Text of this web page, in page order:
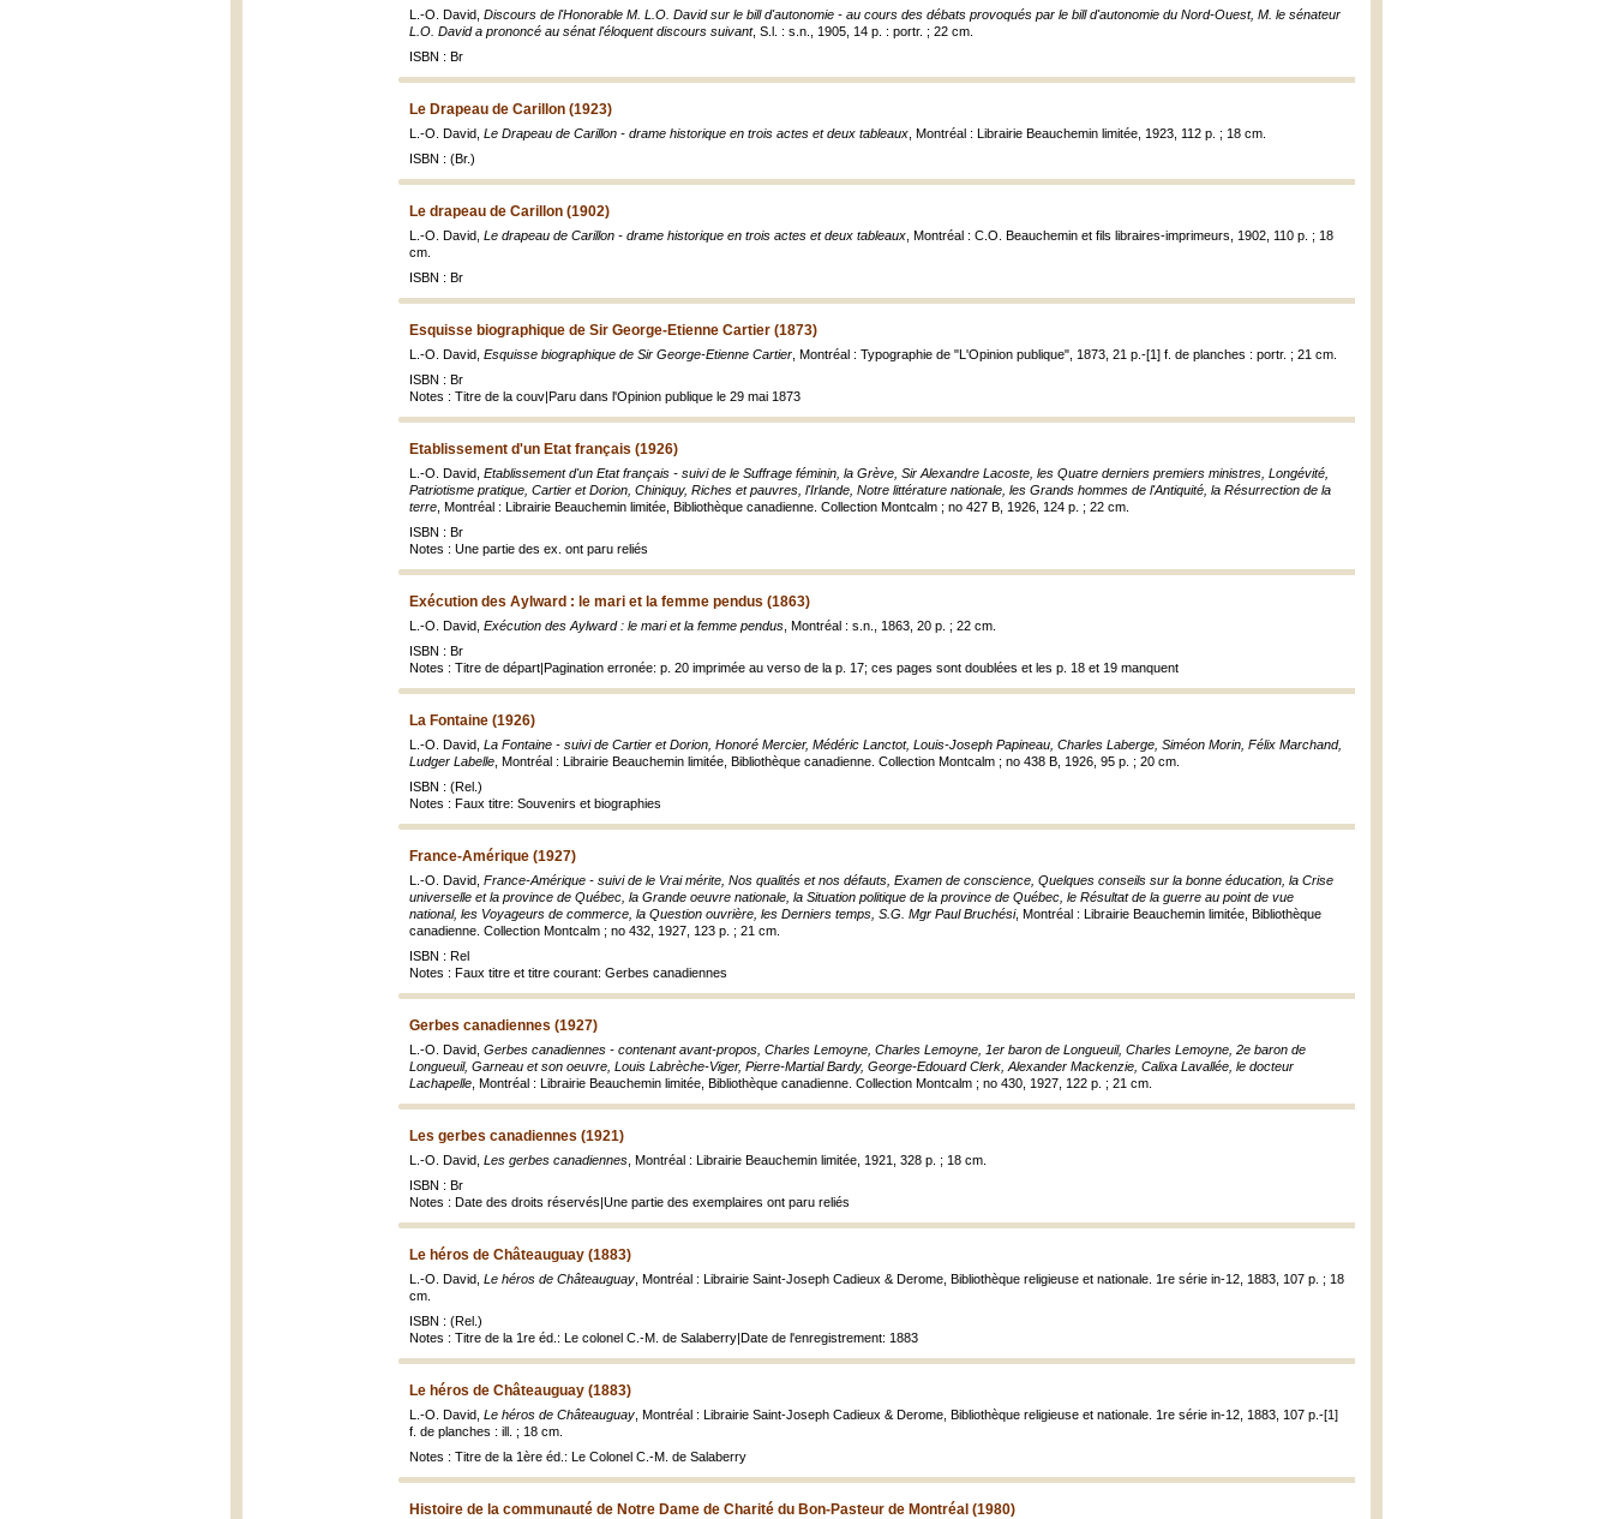
L.-O. David, Discours de l'Honorable M. L.O. David sur le bill d'autonomie - au cours des débats provoqués par le bill d'autonomie du Nord-Ouest, M. le sénateur
L.O. David a prononcé au sénat l'éloquent discours suivant, S.l. : s.n., 1905, 14 p. : portr. ; 22 cm.
ISBN : Br
Le Drapeau de Carillon (1923)
L.-O. David, Le Drapeau de Carillon - drame historique en trois actes et deux tableaux , Montréal : Librairie Beauchemin limitée, 1923, 112 p. ; 18 cm.
ISBN : (Br.)
Le drapeau de Carillon (1902)
L.-O. David, Le drapeau de Carillon - drame historique en trois actes et deux tableaux , Montréal : C.O. Beauchemin et fils libraires-imprimeurs, 1902, 110 p. ; 18
cm.
ISBN : Br
Esquisse biographique de Sir George-Etienne Cartier (1873)
L.-O. David, Esquisse biographique de Sir George-Etienne Cartier , Montréal : Typographie de "L'Opinion publique", 1873, 21 p.-[1] f. de planches : portr. ; 21 cm.
ISBN : Br
Notes : Titre de la couv|Paru dans l'Opinion publique le 29 mai 1873
Etablissement d'un Etat français (1926)
L.-O. David, Etablissement d'un Etat français - suivi de le Suffrage féminin, la Grève, Sir Alexandre Lacoste, les Quatre derniers premiers ministres, Longévité,
Patriotisme pratique, Cartier et Dorion, Chiniquy, Riches et pauvres, l'Irlande, Notre littérature nationale, les Grands hommes de l'Antiquité, la Résurrection de la
terre , Montréal : Librairie Beauchemin limitée, Bibliothèque canadienne. Collection Montcalm ; no 427 B, 1926, 124 p. ; 22 cm.
ISBN : Br
Notes : Une partie des ex. ont paru reliés
Exécution des Aylward : le mari et la femme pendus (1863)
L.-O. David, Exécution des Aylward : le mari et la femme pendus , Montréal : s.n., 1863, 20 p. ; 22 cm.
ISBN : Br
Notes : Titre de départ|Pagination erronée: p. 20 imprimée au verso de la p. 17; ces pages sont doublées et les p. 18 et 19 manquent
La Fontaine (1926)
L.-O. David, La Fontaine - suivi de Cartier et Dorion, Honoré Mercier, Médéric Lanctot, Louis-Joseph Papineau, Charles Laberge, Siméon Morin, Félix Marchand,
Ludger Labelle , Montréal : Librairie Beauchemin limitée, Bibliothèque canadienne. Collection Montcalm ; no 438 B, 1926, 95 p. ; 20 cm.
ISBN : (Rel.)
Notes : Faux titre: Souvenirs et biographies
France-Amérique (1927)
L.-O. David, France-Amérique - suivi de le Vrai mérite, Nos qualités et nos défauts, Examen de conscience, Quelques conseils sur la bonne éducation, la Crise
universelle et la province de Québec, la Grande oeuvre nationale, la Situation politique de la province de Québec, le Résultat de la guerre au point de vue
national, les Voyageurs de commerce, la Question ouvrière, les Derniers temps, S.G. Mgr Paul Bruchési, Montréal : Librairie Beauchemin limitée, Bibliothèque
canadienne. Collection Montcalm ; no 432, 1927, 123 p. ; 21 cm.
ISBN : Rel
Notes : Faux titre et titre courant: Gerbes canadiennes
Gerbes canadiennes (1927)
L.-O. David, Gerbes canadiennes - contenant avant-propos, Charles Lemoyne, Charles Lemoyne, 1er baron de Longueuil, Charles Lemoyne, 2e baron de
Longueuil, Garneau et son oeuvre, Louis Labrèche-Viger, Pierre-Martial Bardy, George-Edouard Clerk, Alexander Mackenzie, Calixa Lavallée, le docteur
Lachapelle , Montréal : Librairie Beauchemin limitée, Bibliothèque canadienne. Collection Montcalm ; no 430, 1927, 122 p. ; 21 cm.
Les gerbes canadiennes (1921)
L.-O. David, Les gerbes canadiennes , Montréal : Librairie Beauchemin limitée, 1921, 328 p. ; 18 cm.
ISBN : Br
Notes : Date des droits réservés|Une partie des exemplaires ont paru reliés
Le héros de Châteauguay (1883)
L.-O. David, Le héros de Châteauguay , Montréal : Librairie Saint-Joseph Cadieux & Derome, Bibliothèque religieuse et nationale. 1re série in-12, 1883, 107 p. ; 18
cm.
ISBN : (Rel.)
Notes : Titre de la 1re éd.: Le colonel C.-M. de Salaberry|Date de l'enregistrement: 1883
Le héros de Châteauguay (1883)
L.-O. David, Le héros de Châteauguay , Montréal : Librairie Saint-Joseph Cadieux & Derome, Bibliothèque religieuse et nationale. 1re série in-12, 1883, 107 p.-[1]
f. de planches : ill. ; 18 cm.
Notes : Titre de la 1ère éd.: Le Colonel C.-M. de Salaberry
Histoire de la communauté de Notre Dame de Charité du Bon-Pasteur de Montréal (1980)